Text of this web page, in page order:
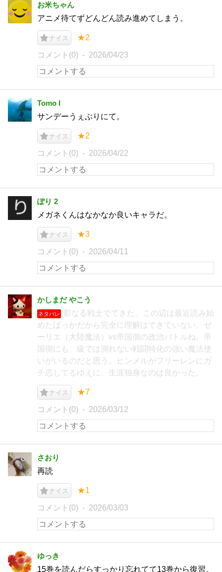
お米ちゃん
アニメ待てずどんどん読み進めてしまう。
ナイス ★2
コメント(0) 2026/04/23
Tomo I
サンデーうぇぶりにて。
ナイス ★2
コメント(0) 2026/04/22
ぽり 2
メガネくんはなかなか良いキャラだ。
ナイス ★3
コメント(0) 2026/04/11
かしまだ やこう
ネタバレ
影なる戦士でてきた。この辺は最近読み始
めたばっかだから完全に理解はできていない。ゼ
ーリエ（大陸魔法）vs帝国側の政治バトルね。帝
国側にも、級では測れない戦闘特化の強い魔法使
いがいるのだと思う。ヒンメルがフリーレンにガ
チ恋してるゆえに、生涯独身なのは良かった。
ナイス ★7
コメント(0) 2026/03/12
さおり
再読
ナイス ★1
コメント(0) 2026/03/03
ゆっき
15巻を読んだらすっかり忘れてて13巻から復習。